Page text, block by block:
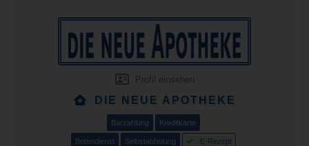
Profil einsehen
DIE NEUE APOTHEKE
Barzahlung Kreditkarte
Botendienst Selbstabholung E-Rezept